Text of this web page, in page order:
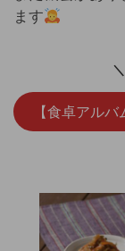
ます
【食卓アル